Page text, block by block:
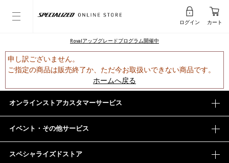
ログイン カート
Rovalアップグレードプログラム開催中
申し訳ございません。
ご指定の商品は販売終了か、ただ今お取扱いできない商品です。
ホームへ戻る
オンラインストアカスタマーサービス
イベント・その他サービス
スペシャライズドストア